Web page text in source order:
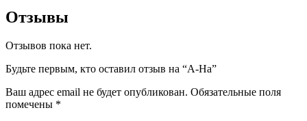
Отзывы
Отзывов пока нет.
Будьте первым, кто оставил отзыв на “A-Ha”
Ваш адрес email не будет опубликован. Обязательные поля
помечены *